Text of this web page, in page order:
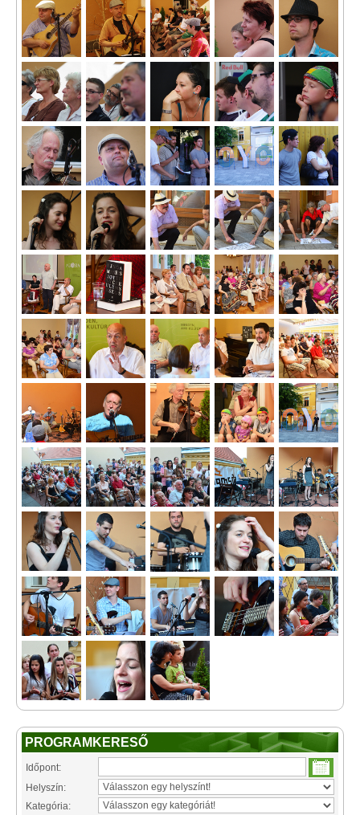
PROGRAMKERESŐ
Időpont:
Helyszín:
Kategória: